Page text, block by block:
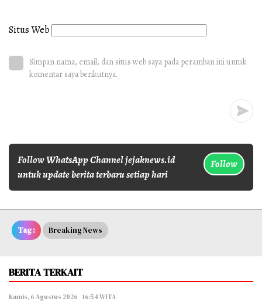
Situs Web
Simpan nama, email, dan situs web saya pada peramban ini untuk
komentar saya berikutnya.
Follow WhatsApp Channel jejaknews.id
untuk update berita terbaru setiap hari
Follow
Tag : Breaking News
BERITA TERKAIT
Kamis, 6 Agustus 2026 - 16:54 WITA